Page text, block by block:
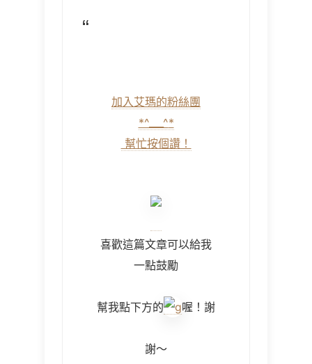
加入艾瑪的粉絲團
*^___^*
幫忙按個讚！
喜歡這篇文章可以給我
一點鼓勵
幫我點下方的 喔！謝
謝～